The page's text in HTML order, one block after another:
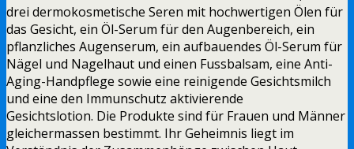
drei dermokosmetische Seren mit hochwertigen Ölen für
das Gesicht, ein Öl-Serum für den Augenbereich, ein
pflanzliches Augenserum, ein aufbauendes Öl-Serum für
Nägel und Nagelhaut und einen Fussbalsam, eine Anti-
Aging-Handpflege sowie eine reinigende Gesichtsmilch
und eine den Immunschutz aktivierende
Gesichtslotion. Die Produkte sind für Frauen und Männer
gleichermassen bestimmt. Ihr Geheimnis liegt im